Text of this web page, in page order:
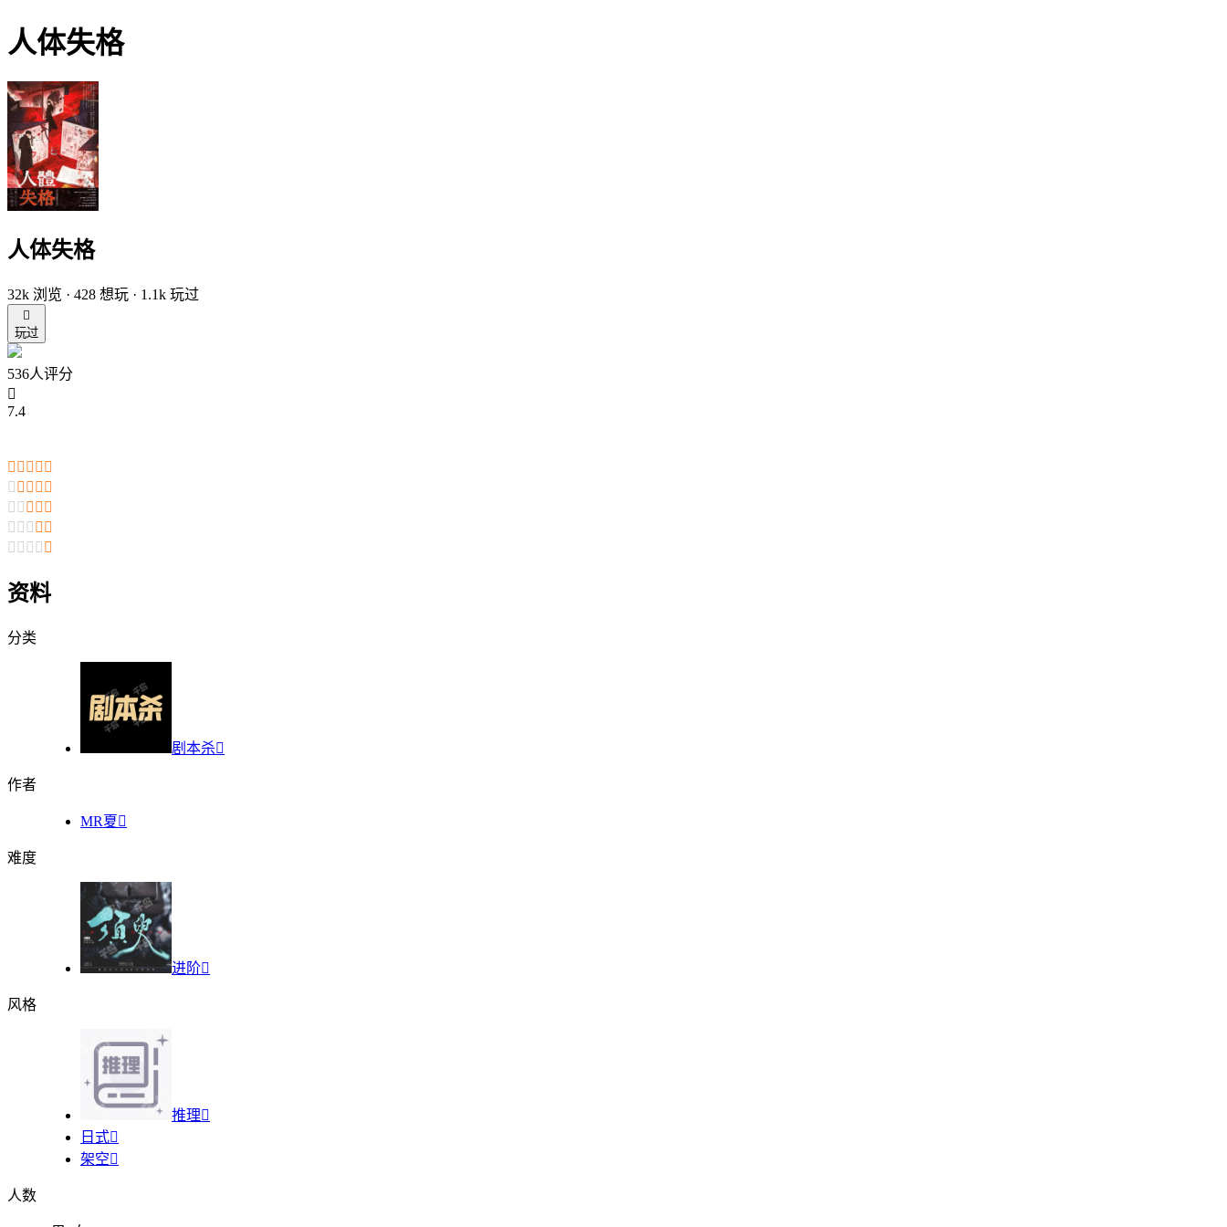
人体失格
人体失格
32k 浏览 · 428 想玩 · 1.1k 玩过

玩过
536人评分

7.4
    
    
    
    
    
资料
分类
剧本杀
作者
MR夏 
难度
进阶
风格
推理
日式
架空
人数